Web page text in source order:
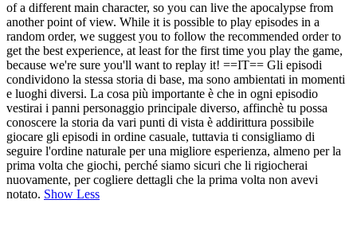
of a different main character, so you can live the apocalypse from
another point of view. While it is possible to play episodes in a
random order, we suggest you to follow the recommended order to
get the best experience, at least for the first time you play the game,
because we're sure you'll want to replay it! ==IT== Gli episodi
condividono la stessa storia di base, ma sono ambientati in momenti
e luoghi diversi. La cosa più importante è che in ogni episodio
vestirai i panni personaggio principale diverso, affinchè tu possa
conoscere la storia da vari punti di vista è addirittura possibile
giocare gli episodi in ordine casuale, tuttavia ti consigliamo di
seguire l'ordine naturale per una migliore esperienza, almeno per la
prima volta che giochi, perché siamo sicuri che li rigiocherai
nuovamente, per cogliere dettagli che la prima volta non avevi
notato. Show Less